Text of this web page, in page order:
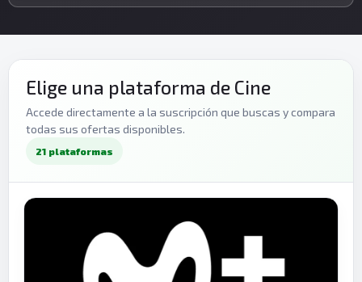
Elige una plataforma de Cine
Accede directamente a la suscripción que buscas y compara
todas sus ofertas disponibles.
21 plataformas